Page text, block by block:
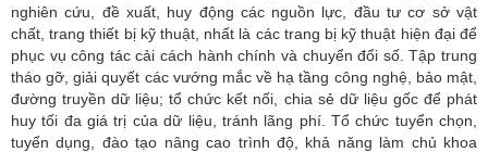
nghiên cứu, đề xuất, huy động các nguồn lực, đầu tư cơ sở vật
chất, trang thiết bị kỹ thuật, nhất là các trang bị kỹ thuật hiện đại để
phục vụ công tác cải cách hành chính và chuyển đổi số. Tập trung
tháo gỡ, giải quyết các vướng mắc về hạ tầng công nghệ, bảo mật,
đường truyền dữ liệu; tổ chức kết nối, chia sẻ dữ liệu gốc để phát
huy tối đa giá trị của dữ liệu, tránh lãng phí. Tổ chức tuyển chọn,
tuyển dụng, đào tạo nâng cao trình độ, khả năng làm chủ khoa